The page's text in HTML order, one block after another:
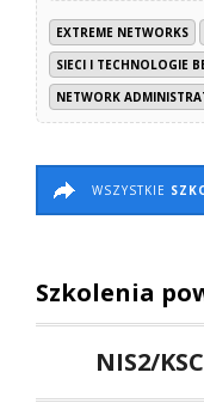
EXTREME NETWORKS
SIECI I TECHNOLOGIE
NETWORK
WSZYSTKIE
Szkolenia
NIS2/KSC